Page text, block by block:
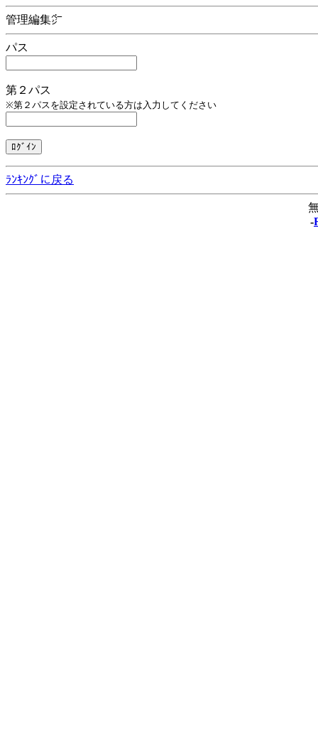
管理編集㌻
パス
第２パス
※第２パスを設定されている方は入力してください
ﾗﾝｷﾝｸﾞに戻る
-